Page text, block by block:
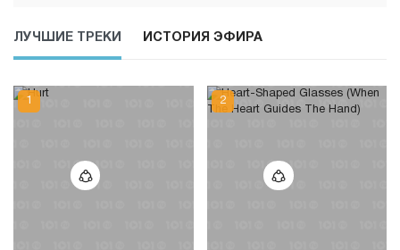
ЛУЧШИЕ ТРЕКИ ИСТОРИЯ ЭФИРА